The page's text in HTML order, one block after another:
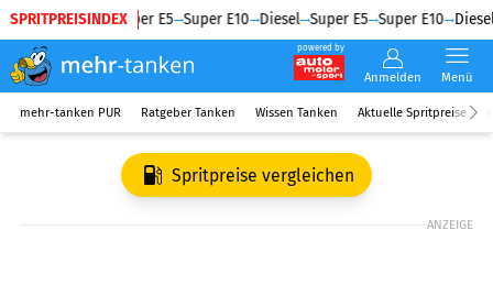
SPRITPREISINDEX
Diesel Super E5 Super E10 Diesel Super E5 Super E10 Diesel
powered by
Anmelden Menü
mehr-tanken PUR Ratgeber Tanken Wissen Tanken Aktuelle Spritpreise
Spritpreise vergleichen
ANZEIGE